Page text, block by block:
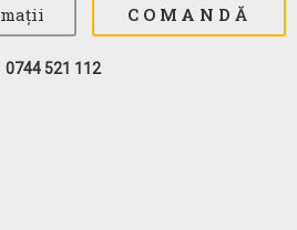
0744 521 112